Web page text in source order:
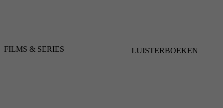
FILMS & SERIES LUISTERBOEKEN